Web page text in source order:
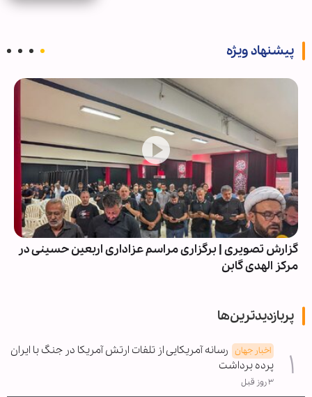
پیشنهاد ویژه
گزارش تصویری | برگزاری مراسم عزاداری اربعین حسینی در
مرکز الهدی گابن
پربازدیدترین‌ها
اخبار جهان رسانه آمریکایی از تلفات ارتش آمریکا در جنگ با ایران
پرده برداشت
۳ روز قبل